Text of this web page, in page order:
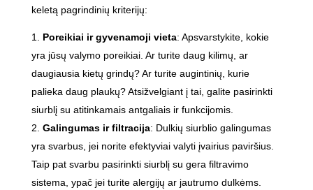
keletą pagrindinių kriterijų:
Poreikiai ir gyvenamoji vieta: Apsvarstykite, kokie
yra jūsų valymo poreikiai. Ar turite daug kilimų, ar
daugiausia kietų grindų? Ar turite augintinių, kurie
palieka daug plaukų? Atsižvelgiant į tai, galite pasirinkti
siurblį su atitinkamais antgaliais ir funkcijomis.
Galingumas ir filtracija: Dulkių siurblio galingumas
yra svarbus, jei norite efektyviai valyti įvairius paviršius.
Taip pat svarbu pasirinkti siurblį su gera filtravimo
sistema, ypač jei turite alergijų ar jautrumo dulkėms.